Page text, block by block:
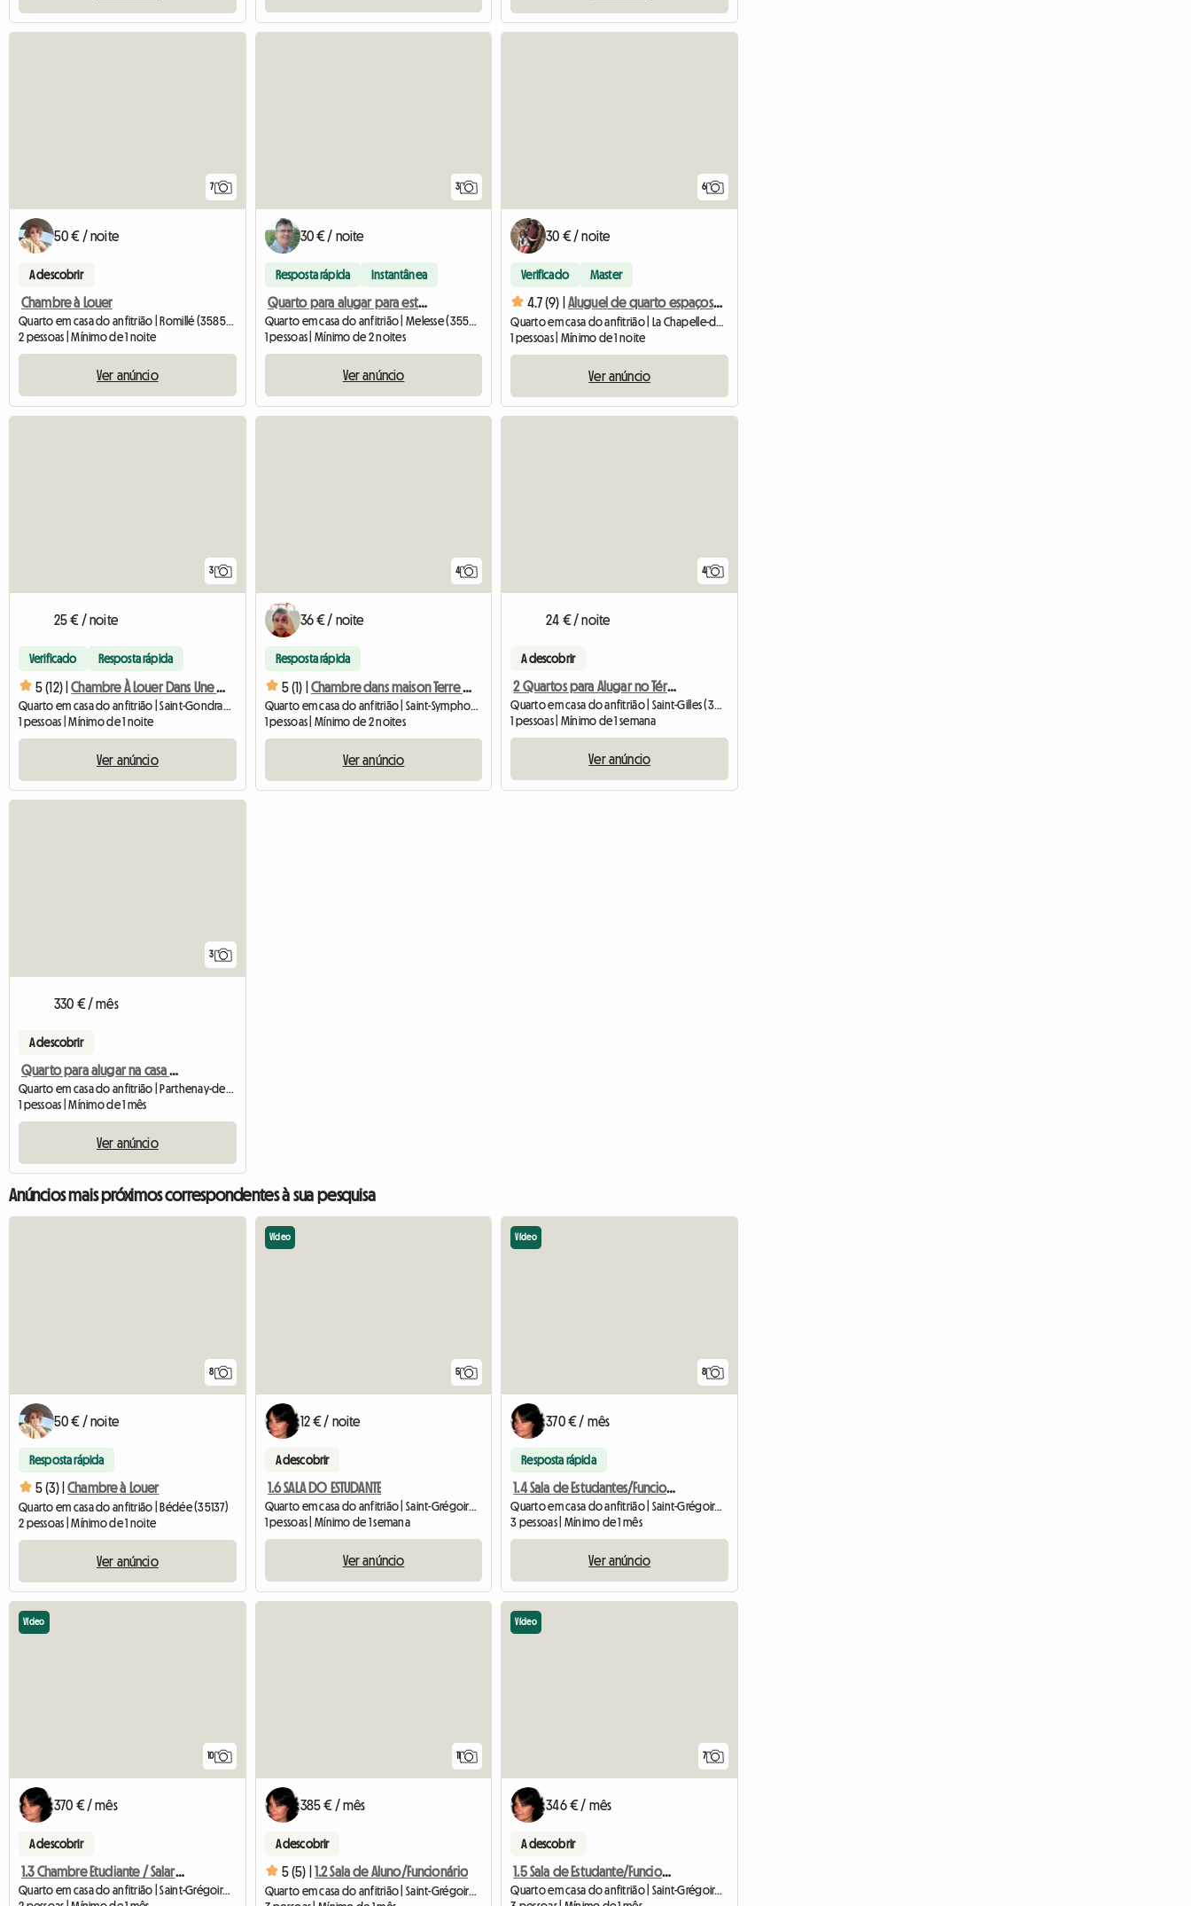
7
50 € / noite
A descobrir
Chambre à Louer
Quarto em casa do anfitrião | Romillé (35850) | 20 M2
2 pessoas | Mínimo de 1 noite
Ver anúncio
3
30 € / noite
Resposta rápida Instantânea
Quarto para alugar para estudante
Quarto em casa do anfitrião | Melesse (35520) | 13 M2
1 pessoas | Mínimo de 2 noites
Ver anúncio
6
30 € / noite
Verificado Master
4.7 (9) | Aluguel de quarto espaçoso perto de Rennes
Quarto em casa do anfitrião | La Chapelle-des-Fougeretz (35520) | 12 M2
1 pessoas | Mínimo de 1 noite
Ver anúncio
3
25 € / noite
Verificado Resposta rápida
5 (12) | Chambre À Louer Dans Une Maison
Quarto em casa do anfitrião | Saint-Gondran (35630)
1 pessoas | Mínimo de 1 noite
Ver anúncio
4
36 € / noite
Resposta rápida
5 (1) | Chambre dans maison Terre / Paille
Quarto em casa do anfitrião | Saint-Symphorien (35630) | 12 M2
1 pessoas | Mínimo de 2 noites
Ver anúncio
4
24 € / noite
A descobrir
2 Quartos para Alugar no Térreo de uma Casa Particular
Quarto em casa do anfitrião | Saint-Gilles (35590)
1 pessoas | Mínimo de 1 semana
Ver anúncio
3
330 € / mês
A descobrir
Quarto para alugar na casa de um residente
Quarto em casa do anfitrião | Parthenay-de-Bretagne (35850)
1 pessoas | Mínimo de 1 mês
Ver anúncio
Anúncios mais próximos correspondentes à sua pesquisa
8
50 € / noite
Resposta rápida
5 (3) | Chambre à Louer
Quarto em casa do anfitrião | Bédée (35137)
2 pessoas | Mínimo de 1 noite
Ver anúncio
5
Vídeo
12 € / noite
A descobrir
1.6 SALA DO ESTUDANTE
Quarto em casa do anfitrião | Saint-Grégoire (35760) | 11 M2
1 pessoas | Mínimo de 1 semana
Ver anúncio
8
Vídeo
370 € / mês
Resposta rápida
1.4 Sala de Estudantes/Funcionários
Quarto em casa do anfitrião | Saint-Grégoire (35760) | 10 M2
3 pessoas | Mínimo de 1 mês
Ver anúncio
10
Vídeo
370 € / mês
A descobrir
1.3 Chambre Etudiante / Salariée
Quarto em casa do anfitrião | Saint-Grégoire (35760) | 10 M2
11
385 € / mês
A descobrir
5 (5) | 1.2 Sala de Aluno/Funcionário
Quarto em casa do anfitrião | Saint-Grégoire (35760) | 11 M2
7
Vídeo
346 € / mês
A descobrir
1.5 Sala de Estudante/Funcionário
Quarto em casa do anfitrião | Saint-Grégoire (35760) | 10 M2